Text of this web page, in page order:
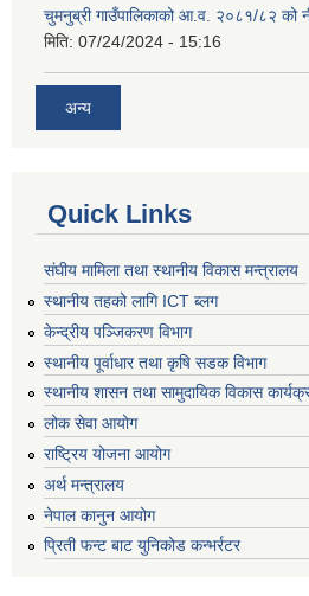
चुमनुब्री गाउँपालिकाको आ.व. २०८१/८२ को
मिति: 07/24/2024 - 15:16
अन्य
Quick Links
संघीय मामिला तथा स्थानीय विकास मन्त्रालय
स्थानीय तहको लागि ICT ब्लग
केन्द्रीय पञ्जिकरण विभाग
स्थानीय पूर्वाधार तथा कृषि सडक विभाग
स्थानीय शासन तथा सामुदायिक विकास
लोक सेवा आयोग
राष्ट्रिय योजना आयोग
अर्थ मन्त्रालय
नेपाल कानुन आयोग
प्रिती फन्ट बाट युनिकोड कन्भर्रटर